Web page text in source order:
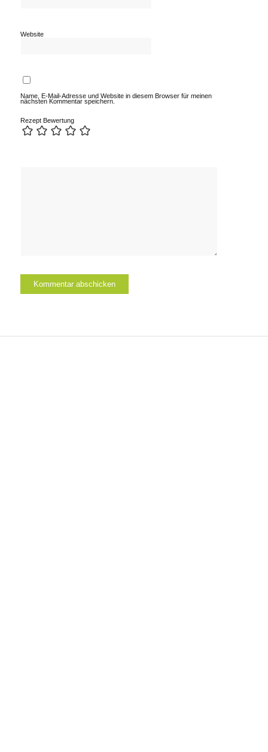
Website
Name, E-Mail-Adresse und Website in diesem Browser für meinen
nächsten Kommentar speichern.
Rezept Bewertung